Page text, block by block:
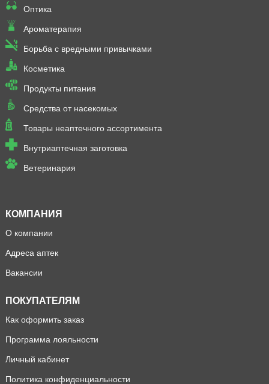
Оптика
Ароматерапия
Борьба с вредными привычками
Косметика
Продукты питания
Средства от насекомых
Товары неаптечного ассортимента
Внутриаптечная заготовка
Ветеринария
КОМПАНИЯ
О компании
Адреса аптек
Вакансии
ПОКУПАТЕЛЯМ
Как оформить заказ
Программа лояльности
Личный кабинет
Политика конфиденциальности